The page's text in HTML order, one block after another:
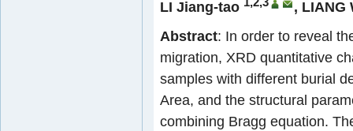
LI Jiang-tao , LIANG
Abstract: In order to reveal
migration, XRD quantitative
samples with different burial
Area, and the structural
combining Bragg equation.